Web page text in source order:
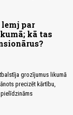
lemj par
kā tas
grozījumus likumā
precizēt kārtību,
pielīdzināms